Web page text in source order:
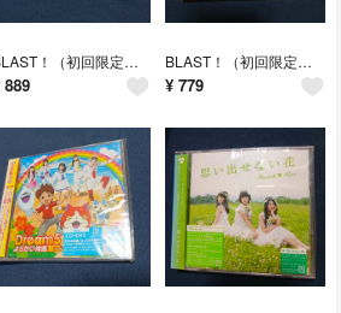
BLAST！（初回限定盤A）
889
BLAST！（初回限定盤B）
¥ 779